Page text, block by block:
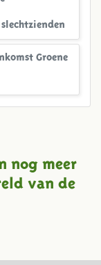
Groene
nog meer
van de